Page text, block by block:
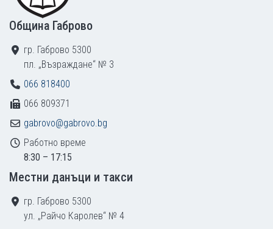
Община Габрово
гр. Габрово 5300
пл. „Възраждане“ № 3
066 818400
066 809371
gabrovo@gabrovo.bg
Работно време
8:30 – 17:15
Местни данъци и такси
гр. Габрово 5300
ул. „Райчо Каролев“ № 4